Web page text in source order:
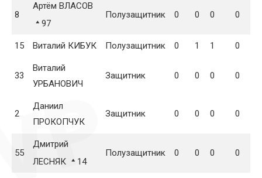
8
Артём ВЛАСОВ
97
Полузащитник 0 0 0 0
15 Виталий КИБУК Полузащитник 0 1 1 0
33
Виталий
УРБАНОВИЧ
Защитник 0 0 0 0
2
Даниил
ПРОКОПЧУК
Защитник 0 0 0 0
55
Дмитрий
ЛЕСНЯК
14
Полузащитник 0 0 0 0